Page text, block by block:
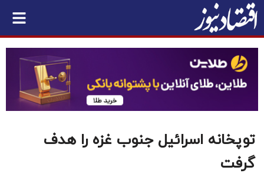
توپخانه اسرائیل جنوب غزه را هدف
گرفت